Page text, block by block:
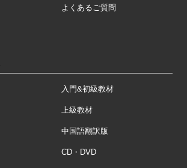
よくあるご質問
入門&初級教材
上級教材
中国語翻訳版
CD・DVD